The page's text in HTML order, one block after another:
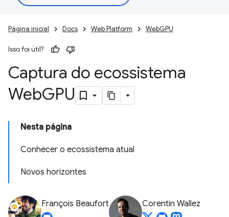
Página inicial Docs Web Platform WebGPU
Isso foi útil?
Captura do ecossistema
WebGPU
Nesta página
Conhecer o ecossistema atual
Novos horizontes
François Beaufort Corentin Wallez